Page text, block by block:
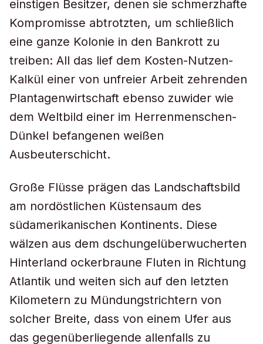
einstigen Besitzer, denen sie schmerzhafte
Kompromisse abtrotzten, um schließlich
eine ganze Kolonie in den Bankrott zu
treiben: All das lief dem Kosten-Nutzen-
Kalkül einer von unfreier Arbeit zehrenden
Plantagenwirtschaft ebenso zuwider wie
dem Weltbild einer im Herrenmenschen-
Dünkel befangenen weißen
Ausbeuterschicht.
Große Flüsse prägen das Landschaftsbild
am nordöstlichen Küstensaum des
südamerikanischen Kontinents. Diese
wälzen aus dem dschungelüberwucherten
Hinterland ockerbraune Fluten in Richtung
Atlantik und weiten sich auf den letzten
Kilometern zu Mündungstrichtern von
solcher Breite, dass von einem Ufer aus
das gegenüberliegende allenfalls zu